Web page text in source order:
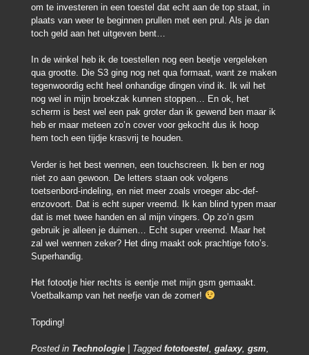
om te investeren in een toestel dat echt aan de top staat, in
plaats van weer te beginnen prullen met een prul. Als je dan
toch geld aan het uitgeven bent…
In de winkel heb ik de toestellen nog een beetje vergeleken
qua grootte. Die S3 ging nog net qua formaat, want ze maken
tegenwoordig echt heel onhandige dingen vind ik. Ik wil het
nog wel in mijn broekzak kunnen stoppen… En ok, het
scherm is best wel een pak groter dan ik gewend ben maar ik
heb er maar meteen zo’n cover voor gekocht dus ik hoop
hem toch een tijdje krasvrij te houden.
Verder is het best wennen, een touchscreen. Ik ben er nog
niet zo aan gewoon. De letters staan ook volgens
toetsenbord-indeling, en niet meer zoals vroeger abc-def-
enzovoort. Dat is echt super vreemd. Ik kan blind typen maar
dat is met twee handen en al mijn vingers. Op zo’n gsm
gebruik je alleen je duimen… Echt super vreemd. Maar het
zal wel wennen zeker? Het ding maakt ook prachtige foto’s.
Superhandig.
Het fotootje hier rechts is eentje met mijn gsm gemaakt.
Voetbalkamp van het neefje van de zomer!
Topding!
Posted in Technologie Tagged fototoestel, galaxy, gsm,